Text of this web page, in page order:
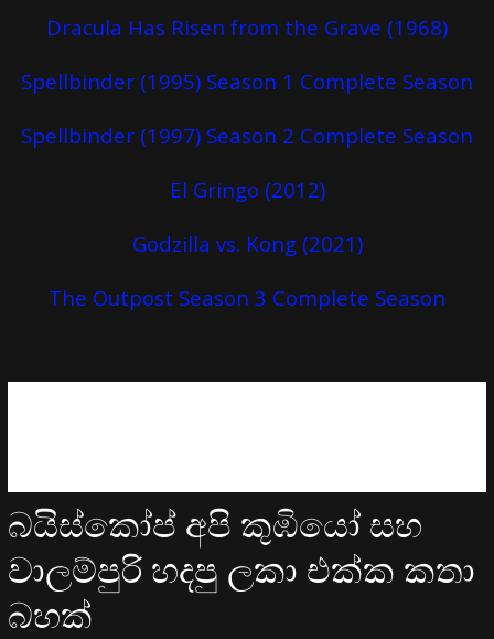
Dracula Has Risen from the Grave (1968)
Spellbinder (1995) Season 1 Complete Season
Spellbinder (1997) Season 2 Complete Season
El Gringo (2012)
Godzilla vs. Kong (2021)
The Outpost Season 3 Complete Season
බයිස්කෝප් අපි කුඹියෝ සහ
වාලම්පුරි හදපු ලකා එක්ක කතා
බහක්